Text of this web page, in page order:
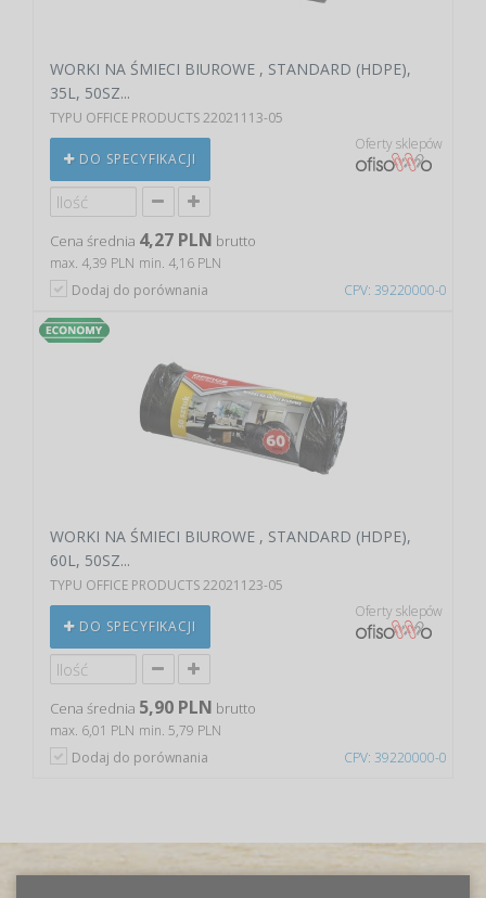
CPV: 39220000-0
WORKI NA ŚMIECI BIUROWE , STANDARD (HDPE),
35L, 50SZ...
TYPU OFFICE PRODUCTS 22021113-05
DO SPECYFIKACJI
Oferty sklepów
Cena średnia 4,27 PLN brutto
max. 4,39 PLN min. 4,16 PLN
Dodaj do porównania
CPV: 39220000-0
WORKI NA ŚMIECI BIUROWE , STANDARD (HDPE),
60L, 50SZ...
TYPU OFFICE PRODUCTS 22021123-05
DO SPECYFIKACJI
Oferty sklepów
Cena średnia 5,90 PLN brutto
max. 6,01 PLN min. 5,79 PLN
Dodaj do porównania